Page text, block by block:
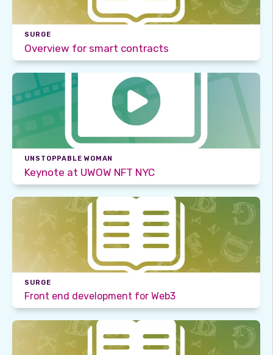
SURGE
Overview for smart contracts
UNSTOPPABLE WOMAN
Keynote at UWOW NFT NYC
SURGE
Front end development for Web3